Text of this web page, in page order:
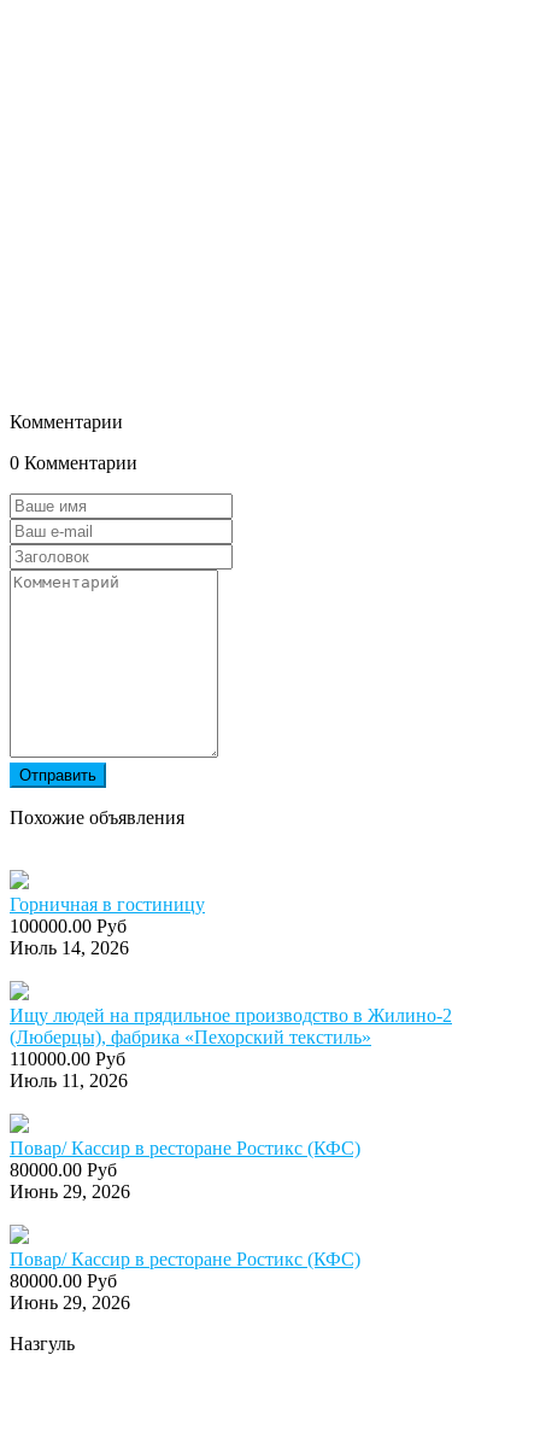
Комментарии
0 Комментарии
Отправить
Похожие объявления
Горничная в гостиницу
100000.00 Руб
Июль 14, 2026
Ищу людей на прядильное производство в Жилино-2
(Люберцы), фабрика «Пехорский текстиль»
110000.00 Руб
Июль 11, 2026
Повар/ Кассир в ресторане Ростикс (КФС)
80000.00 Руб
Июнь 29, 2026
Повар/ Кассир в ресторане Ростикс (КФС)
80000.00 Руб
Июнь 29, 2026
Назгуль